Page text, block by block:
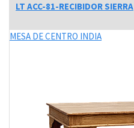
LT ACC-81-RECIBIDOR SIERRA
MESA DE CENTRO INDIA